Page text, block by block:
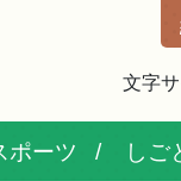
文字
ポーツ しご